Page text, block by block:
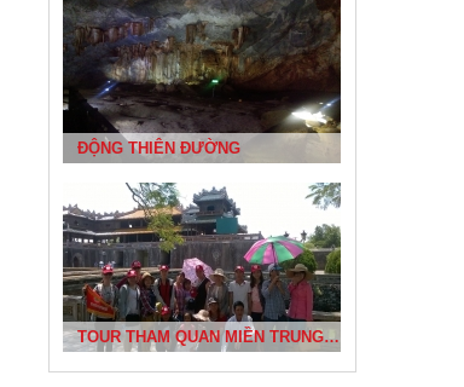
ĐẢO LÝ SƠN
BÃI TẮM NHẬT LỆ VÀ KHU KHẢO CỔ BÀU TRÓ
ĐỘNG THIÊN ĐƯỜNG
TOUR THAM QUAN MIỀN TRUNG CỦA DỰ ÁN PHÁT TRIỂN CỘNG ĐỒNG BÌNH THUẬN